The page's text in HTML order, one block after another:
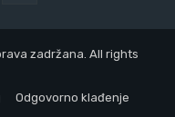
zadržana. All rights
Odgovorno klađenje